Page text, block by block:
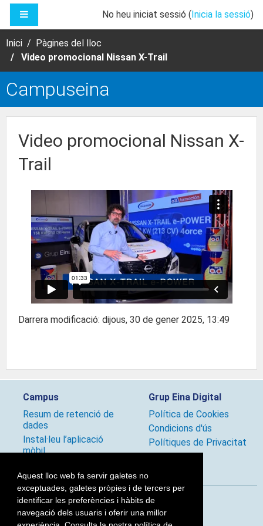
Aquest lloc web fa servir galetes no
exceptuades, galetes pròpies i de tercers per
identificar les preferències i hàbits de
navegació dels usuaris i oferir una millor
Ves al contingut principal
No heu iniciat sessió (Inicia la sessió)
Inici
Pàgines del lloc
Video promocional Nissan X-Trail
Campuseina
Video promocional Nissan X-
Trail
Darrera modificació: dijous, 30 de gener 2025, 13:49
Campus
Resum de retenció de
dades
Instal·leu l’aplicació
mòbil
Grup Eina Digital
Política de Cookies
Condicions d'ús
Polítiques de Privacitat
Segueix-nos